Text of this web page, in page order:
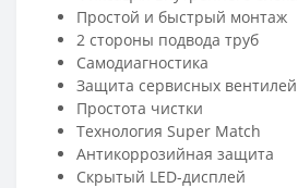
Простой и быстрый монтаж
2 стороны подвода труб
Самодиагностика
Защита сервисных вентилей
Простота чистки
Технология Super Match
Антикоррозийная защита
Скрытый LED-дисплей